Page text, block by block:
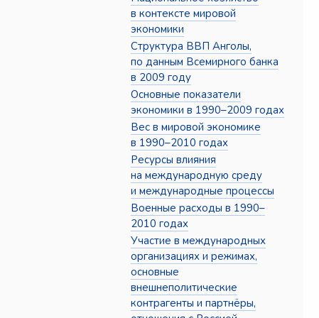
в контексте мировой
экономики
Структура ВВП Анголы,
по данным Всемирного банка
в 2009 году
Основные показатели
экономики в 1990–2009 годах
Вес в мировой экономике
в 1990–2010 годах
Ресурсы влияния
на международную среду
и международные процессы
Военные расходы в 1990–
2010 годах
Участие в международных
организациях и режимах,
основные
внешнеполитические
контрагенты и партнёры,